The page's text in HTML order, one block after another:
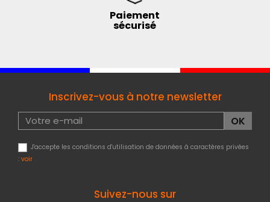
Paiement
sécurisé
Inscrivez-vous à notre newsletter
J'accepte les conditions d'utilisation de données à caractères privées
: voir
Suivez-nous sur